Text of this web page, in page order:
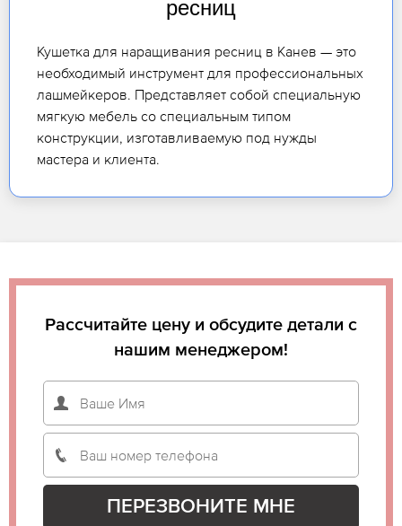
ресниц
Кушетка для наращивания ресниц в Канев — это
необходимый инструмент для профессиональных
лашмейкеров. Представляет собой специальную
мягкую мебель со специальным типом
конструкции, изготавливаемую под нужды
мастера и клиента.
Рассчитайте цену и обсудите детали с
нашим менеджером!